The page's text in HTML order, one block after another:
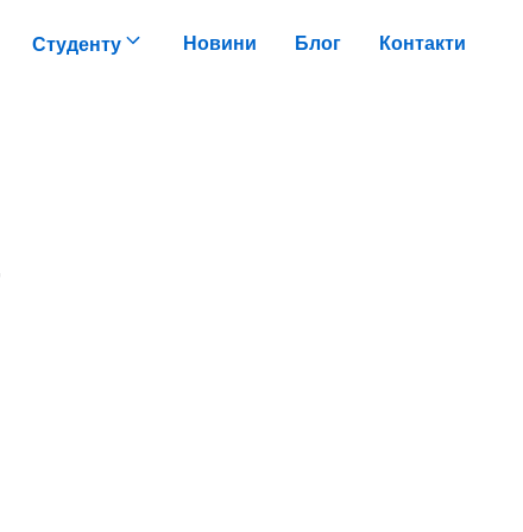
Студенту Новини Блог Контакти